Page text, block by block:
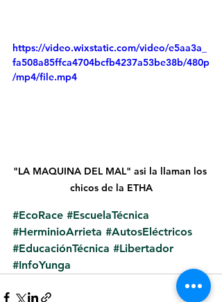
https://video.wixstatic.com/video/e5aa3a_
fa508a85ffca4704bcfb4237a53be38b/480p
/mp4/file.mp4
"LA MAQUINA DEL MAL" asi la llaman los
chicos de la ETHA
#EcoRace #EscuelaTécnica
#HerminioArrieta #AutosEléctricos
#EducaciónTécnica #Libertador
#InfoYunga